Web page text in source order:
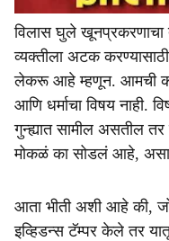
विलास घुले खूनप्रकरणाचा
व्यक्तीला अटक
लेकरू आहे म्हणून. आमची
आणि धर्माचा विषय नाही.
गुन्ह्यात सामील असतील तर
मोकळं का सोडलं आहे, असा
आता भीती अशी आहे की,
इव्हिडन्स टॅम्पर केले तर